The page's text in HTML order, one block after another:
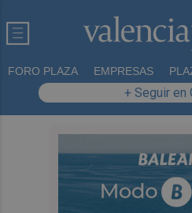
FORO PLAZA EMPRESAS
+ Seguir en